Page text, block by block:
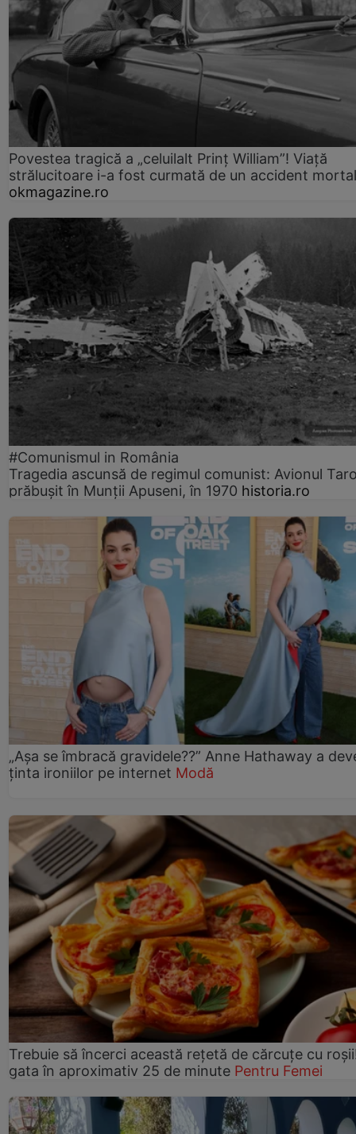
Povestea tragică a „celuilalt Prinț William”! Viață
strălucitoare i-a fost curmată de un accident mortal
okmagazine.ro
#Comunismul in România
Tragedia ascunsă de regimul comunist: Avionul
prăbușit în Munții Apuseni, în 1970 historia.ro
„Așa se îmbracă gravidele??” Anne Hathaway a
ținta ironiilor pe internet Modă
Trebuie să încerci această rețetă de cărcuțe cu
gata în aproximativ 25 de minute Pentru Femei